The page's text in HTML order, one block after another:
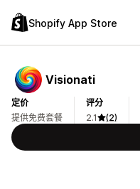
Shopify App Store
Visionati
定价
提供免费套餐
评分
2.1
(2)